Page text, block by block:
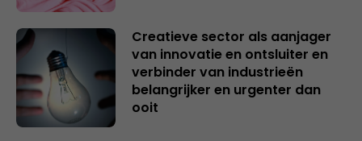
Creatieve sector als aanjager
van innovatie en ontsluiter en
verbinder van industrieën
belangrijker en urgenter dan
ooit